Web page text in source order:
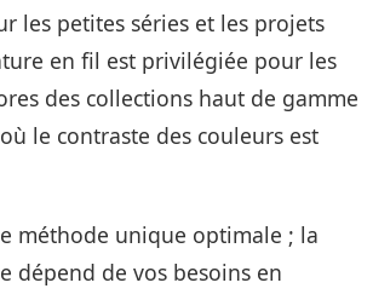
les petites séries et les projets
en fil est privilégiée pour les
des collections haut de gamme
le contraste des couleurs est
méthode unique optimale ; la
dépend de vos besoins en